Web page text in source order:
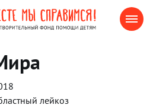
лейкоз